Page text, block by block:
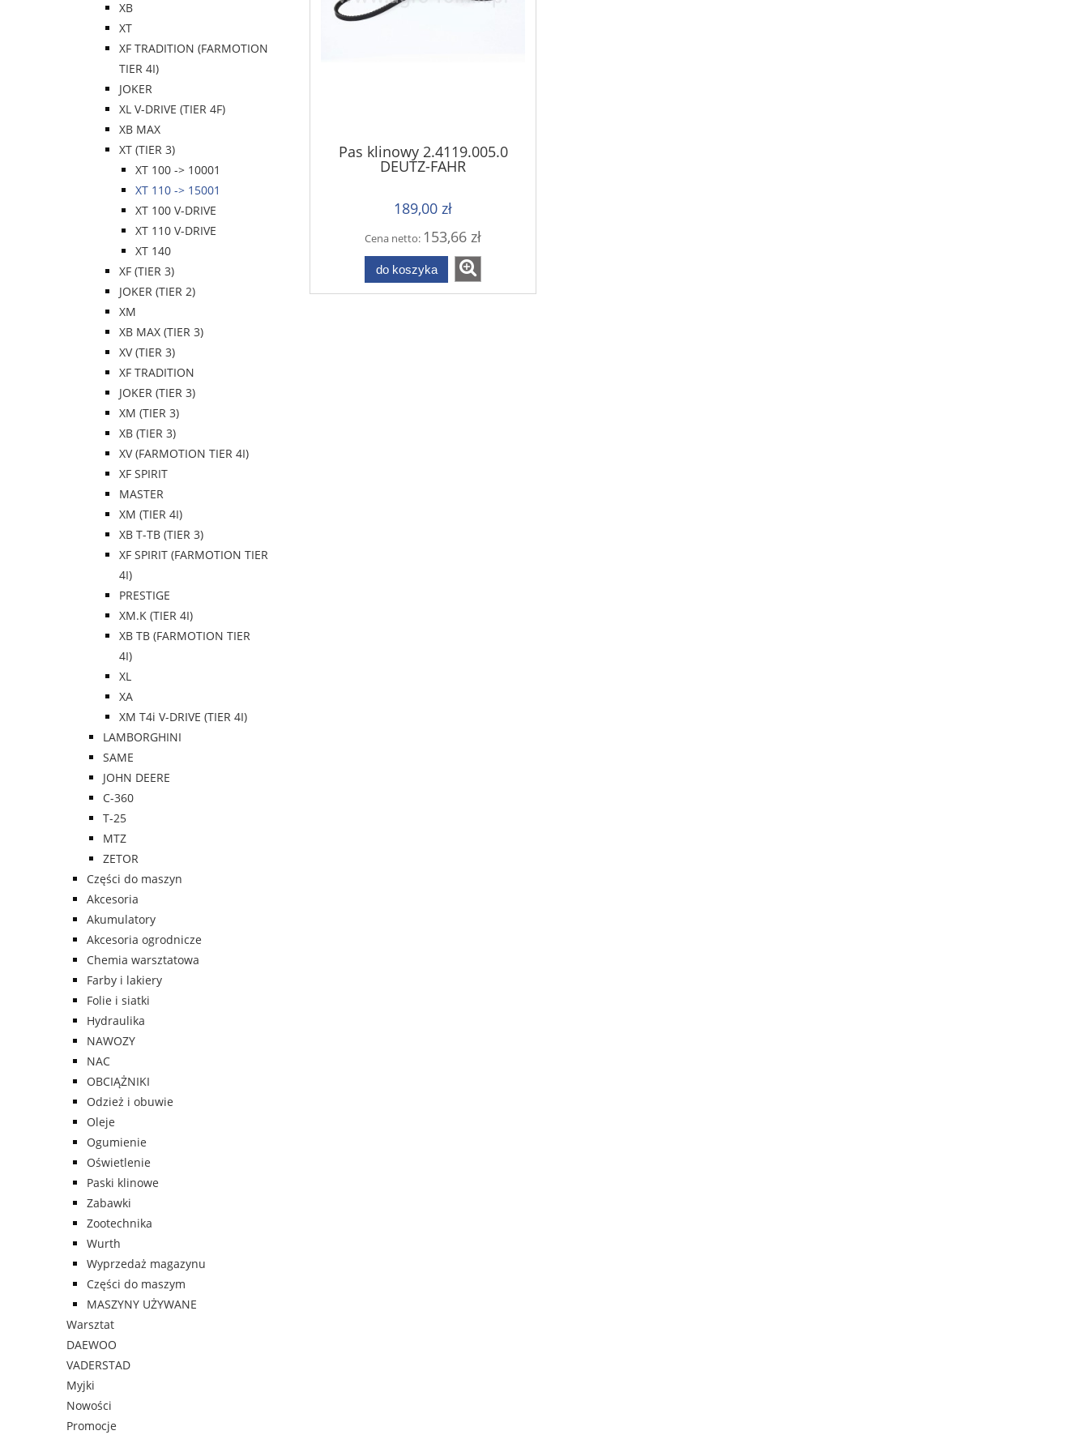
XB
XT
XF TRADITION (FARMOTION
TIER 4I)
JOKER
XL V-DRIVE (TIER 4F)
XB MAX
XT (TIER 3)
XT 100 -> 10001
XT 110 -> 15001
XT 100 V-DRIVE
XT 110 V-DRIVE
XT 140
XF (TIER 3)
JOKER (TIER 2)
XM
XB MAX (TIER 3)
XV (TIER 3)
XF TRADITION
JOKER (TIER 3)
XM (TIER 3)
XB (TIER 3)
XV (FARMOTION TIER 4I)
XF SPIRIT
MASTER
XM (TIER 4I)
XB T-TB (TIER 3)
XF SPIRIT (FARMOTION TIER
4I)
PRESTIGE
XM.K (TIER 4I)
XB TB (FARMOTION TIER
4I)
XL
XA
XM T4i V-DRIVE (TIER 4I)
LAMBORGHINI
SAME
JOHN DEERE
C-360
T-25
MTZ
ZETOR
Części do maszyn
Akcesoria
Akumulatory
Akcesoria ogrodnicze
Chemia warsztatowa
Farby i lakiery
Folie i siatki
Hydraulika
NAWOZY
NAC
OBCIĄŻNIKI
Odzież i obuwie
Oleje
Ogumienie
Oświetlenie
Paski klinowe
Zabawki
Zootechnika
Wurth
Wyprzedaż magazynu
Części do maszym
MASZYNY UŻYWANE
Warsztat
DAEWOO
VADERSTAD
Myjki
Nowości
Promocje
Pas klinowy 2.4119.005.0
DEUTZ-FAHR
189,00 zł
Cena netto: 153,66 zł
do koszyka